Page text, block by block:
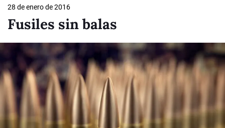
28 de enero de 2016
Fusiles sin balas